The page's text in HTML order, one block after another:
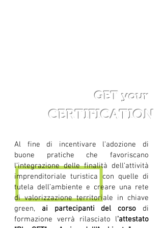
GET your
CERTIFICATION
Al fine di incentivare l'adozione di
buone pratiche che favoriscano
l’integrazione delle finalità dell’attività
imprenditoriale turistica con quelle di
tutela dell’ambiente e creare una rete
di valorizzazione territoriale in chiave
green, ai partecipanti del corso di
formazione verrà rilasciato l'attestato